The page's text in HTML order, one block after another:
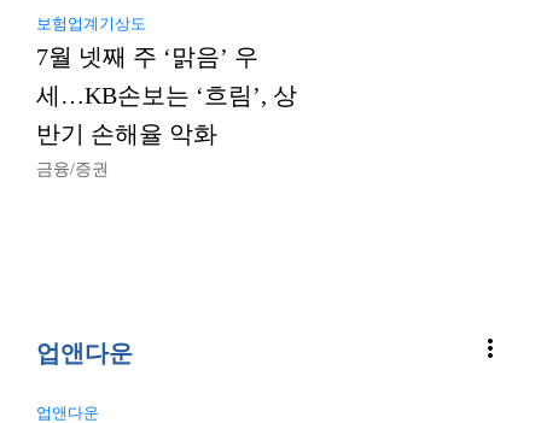
보험업계기상도
7월 넷째 주 ‘맑음’ 우
세…KB손보는 ‘흐림’, 상
반기 손해율 악화
금융/증권
업앤다운 more_vert
업앤다운